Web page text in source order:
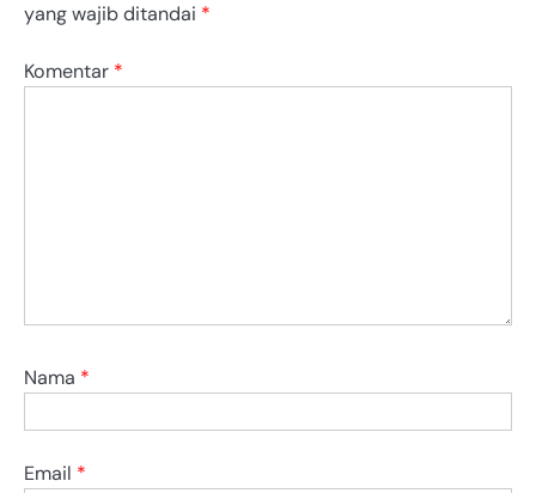
yang wajib ditandai *
Komentar *
Nama *
Email *